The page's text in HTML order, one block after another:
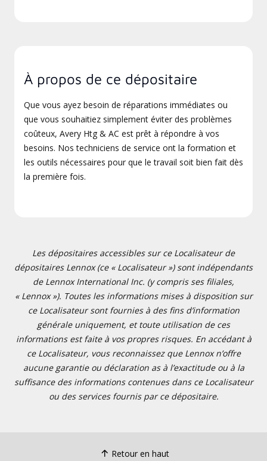
À propos de ce dépositaire
Que vous ayez besoin de réparations immédiates ou
que vous souhaitiez simplement éviter des problèmes
coûteux, Avery Htg & AC est prêt à répondre à vos
besoins. Nos techniciens de service ont la formation et
les outils nécessaires pour que le travail soit bien fait dès
la première fois.
Les dépositaires accessibles sur ce Localisateur de
dépositaires Lennox (ce « Localisateur ») sont indépendants
de Lennox International Inc. (y compris ses filiales,
« Lennox »). Toutes les informations mises à disposition sur
ce Localisateur sont fournies à des fins d’information
générale uniquement, et toute utilisation de ces
informations est faite à vos propres risques. En accédant à
ce Localisateur, vous reconnaissez que Lennox n’offre
aucune garantie ou déclaration as à l’exactitude ou à la
suffisance des informations contenues dans ce Localisateur
ou des services fournis par ce dépositaire.
Retour en haut